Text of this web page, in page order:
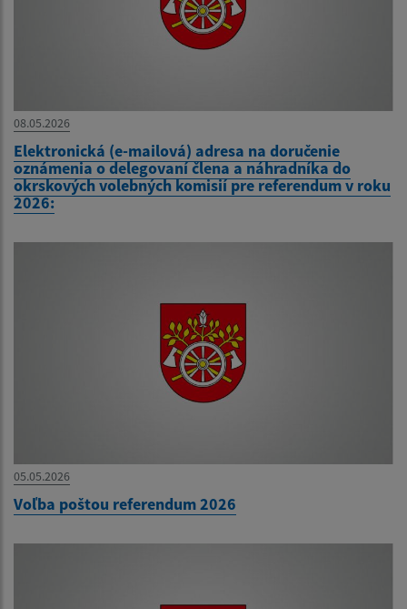
08.05.2026
Elektronická (e-mailová) adresa na doručenie
oznámenia o delegovaní člena a náhradníka do
okrskových volebných komisií pre referendum v roku
2026:
05.05.2026
Voľba poštou referendum 2026